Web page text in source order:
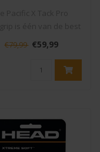
en meest verkochte
overgri..
€79,99 €59,99